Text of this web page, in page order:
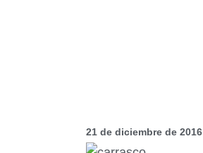
21 de diciembre de 2016